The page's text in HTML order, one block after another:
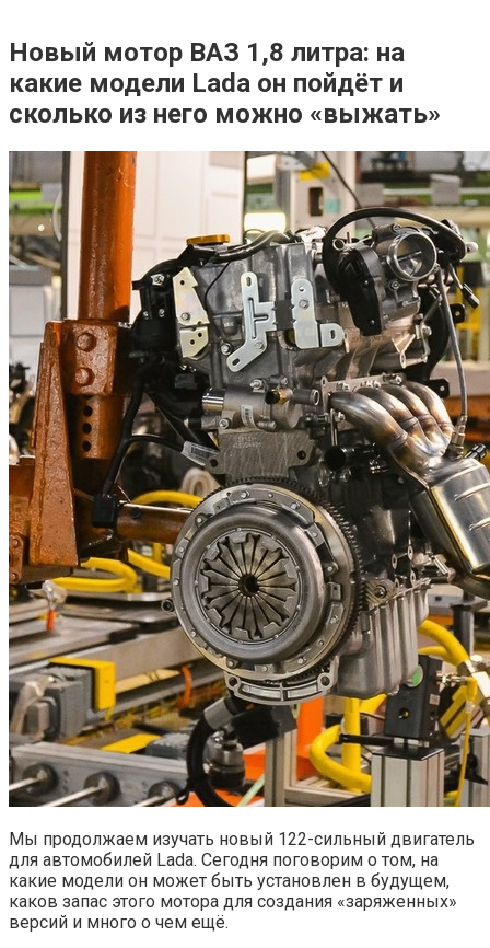
Новый мотор ВАЗ 1,8 литра: на
какие модели Lada он пойдёт и
сколько из него можно «выжать»
Мы продолжаем изучать новый 122-сильный двигатель
для автомобилей Lada. Сегодня поговорим о том, на
какие модели он может быть установлен в будущем,
каков запас этого мотора для создания «заряженных»
версий и много о чем ещё.